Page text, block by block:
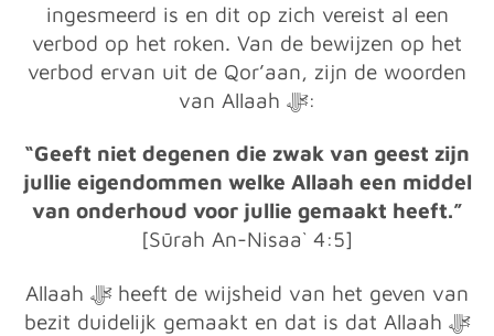
ingesmeerd is en dit op zich vereist al een
verbod op het roken. Van de bewijzen op het
verbod ervan uit de Qor’aan, zijn de woorden
van Allaah ﷻ:
“Geeft niet degenen die zwak van geest zijn
jullie eigendommen welke Allaah een middel
van onderhoud voor jullie gemaakt heeft.”
[Sūrah An-Nisaa` 4:5]
Allaah ﷻ heeft de wijsheid van het geven van
bezit duidelijk gemaakt en dat is dat Allaah ﷻ